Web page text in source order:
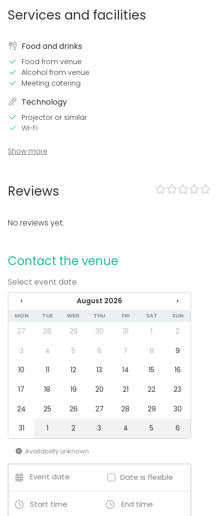
Services and facilities
Food and drinks
Food from venue
Alcohol from venue
Meeting catering
Technology
Projector or similar
Wi-Fi
In the venue
Equipment
Whiteboard / Flip chart
Wedding
Dinner / Lunch
Meeting
Conference / Seminar
Fair / Exhibition
Performance / Show
Cabin trip / Retreat
Christmas Party
Venue type
Meeting room
Terrace / Courtyard
Additional information about activities
- Tenniskenttä kokoustilan vieressä
Show more
Reviews
No reviews yet.
Contact the venue
Select event date
‹ August 2026 ›
MON TUE WED THU FRI SAT SUN
27 28 29 30 31 1
2
3
4 5 6 7 8
9
10
11 12 13 14 15
16
17
18 19 20 21 22
23
24
25 26 27 28 29
30
31
1 2 3 4 5 6
Availability unknown
Event date Date is flexible
Start time End time